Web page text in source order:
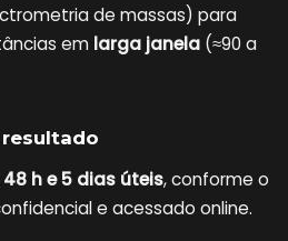
de massas) para
em larga janela (≈90 a
48 h e 5 dias úteis, conforme o
e acessado online.